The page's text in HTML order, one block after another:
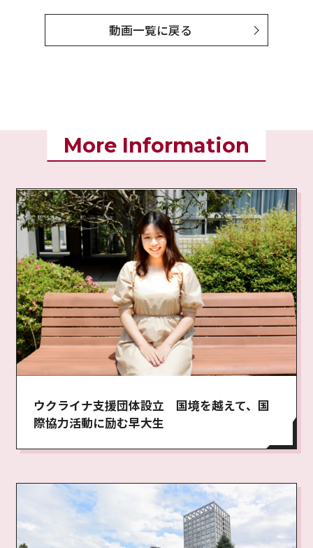
動画一覧に戻る
More Information
ウクライナ支援団体設立 国境を越えて、国
際協力活動に励む早大生